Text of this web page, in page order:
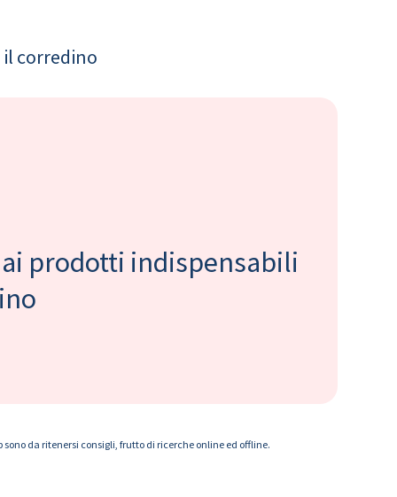
il corredino
prodotti indispensabili
da ritenersi consigli, frutto di ricerche online ed offline.